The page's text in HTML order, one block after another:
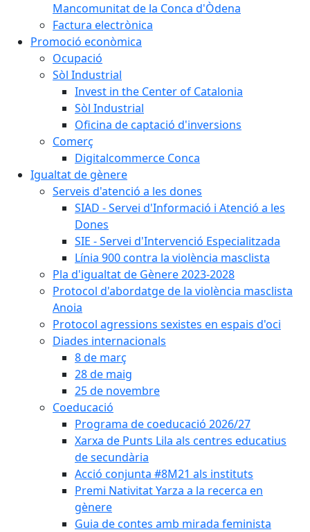
Mancomunitat de la Conca d'Òdena
Factura electrònica
Promoció econòmica
Ocupació
Sòl Industrial
Invest in the Center of Catalonia
Sòl Industrial
Oficina de captació d'inversions
Comerç
Digitalcommerce Conca
Igualtat de gènere
Serveis d'atenció a les dones
SIAD - Servei d'Informació i Atenció a les
Dones
SIE - Servei d'Intervenció Especialitzada
Línia 900 contra la violència masclista
Pla d'igualtat de Gènere 2023-2028
Protocol d'abordatge de la violència masclista
Anoia
Protocol agressions sexistes en espais d'oci
Diades internacionals
8 de març
28 de maig
25 de novembre
Coeducació
Programa de coeducació 2026/27
Xarxa de Punts Lila als centres educatius
de secundària
Acció conjunta #8M21 als instituts
Premi Nativitat Yarza a la recerca en
gènere
Guia de contes amb mirada feminista